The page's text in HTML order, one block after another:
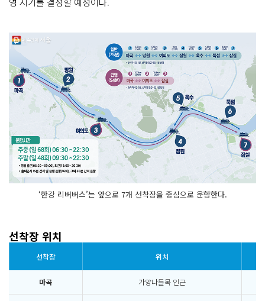
‘한강 리버버스’는 앞으로 7개 선착장을 중심으로 운항한다.
선착장 위치
선착장 위치
마곡 가양나들목 인근